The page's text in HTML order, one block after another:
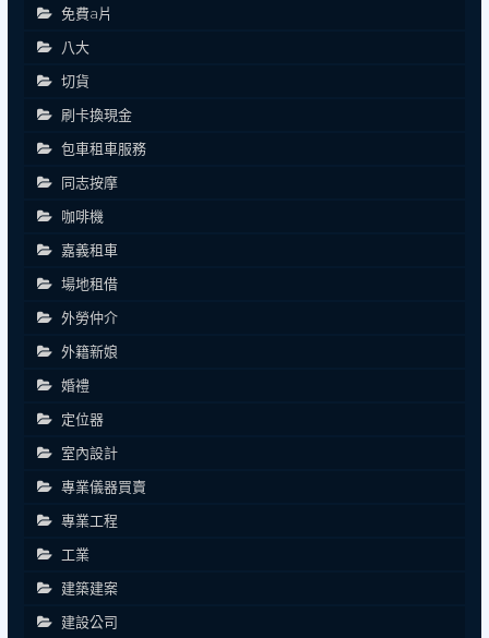
免費a片
八大
切貨
刷卡換現金
包車租車服務
同志按摩
咖啡機
嘉義租車
場地租借
外勞仲介
外籍新娘
婚禮
定位器
室內設計
專業儀器買賣
專業工程
工業
建築建案
建設公司